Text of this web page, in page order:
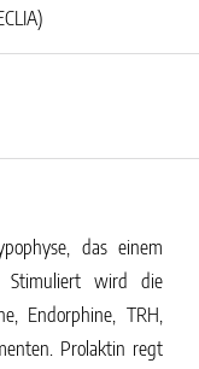
das einem
Stimuliert wird die
Endorphine, TRH,
Prolaktin regt